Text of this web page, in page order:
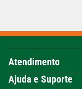
Atendimento
Ajuda e Suporte